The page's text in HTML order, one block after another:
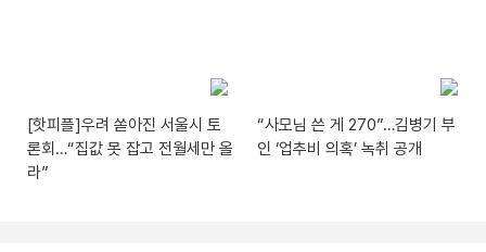
[핫피플]우려 쏟아진 서울시 토
론회…“집값 못 잡고 전월세만 올
라”
“사모님 쓴 게 270”…김병기 부
인 ‘업추비 의혹’ 녹취 공개